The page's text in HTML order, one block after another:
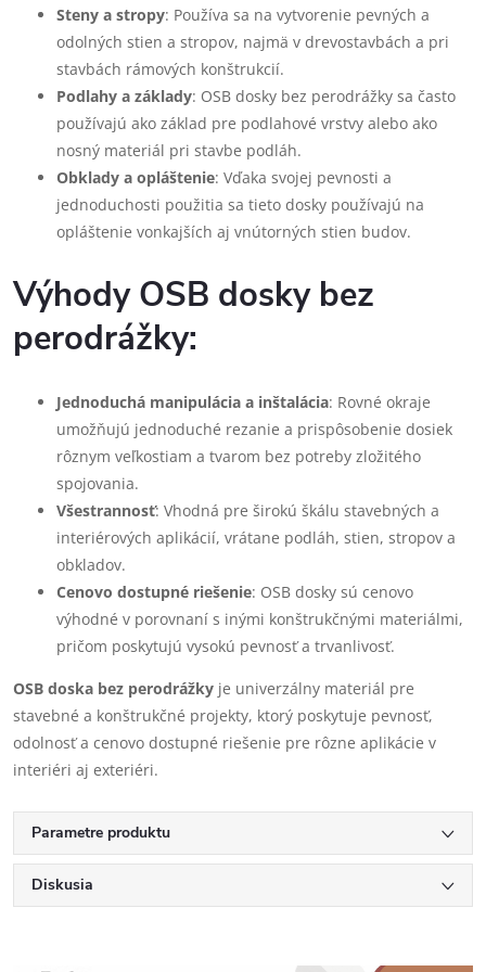
Steny a stropy: Používa sa na vytvorenie pevných a
odolných stien a stropov, najmä v drevostavbách a pri
stavbách rámových konštrukcií.
Podlahy a základy: OSB dosky bez perodrážky sa často
používajú ako základ pre podlahové vrstvy alebo ako
nosný materiál pri stavbe podláh.
Obklady a opláštenie: Vďaka svojej pevnosti a
jednoduchosti použitia sa tieto dosky používajú na
opláštenie vonkajších aj vnútorných stien budov.
Výhody OSB dosky bez
perodrážky:
Jednoduchá manipulácia a inštalácia: Rovné okraje
umožňujú jednoduché rezanie a prispôsobenie dosiek
rôznym veľkostiam a tvarom bez potreby zložitého
spojovania.
Všestrannosť: Vhodná pre širokú škálu stavebných a
interiérových aplikácií, vrátane podláh, stien, stropov a
obkladov.
Cenovo dostupné riešenie: OSB dosky sú cenovo
výhodné v porovnaní s inými konštrukčnými materiálmi,
pričom poskytujú vysokú pevnosť a trvanlivosť.
OSB doska bez perodrážky je univerzálny materiál pre
stavebné a konštrukčné projekty, ktorý poskytuje pevnosť,
odolnosť a cenovo dostupné riešenie pre rôzne aplikácie v
interiéri aj exteriéri.
Parametre produktu
Diskusia